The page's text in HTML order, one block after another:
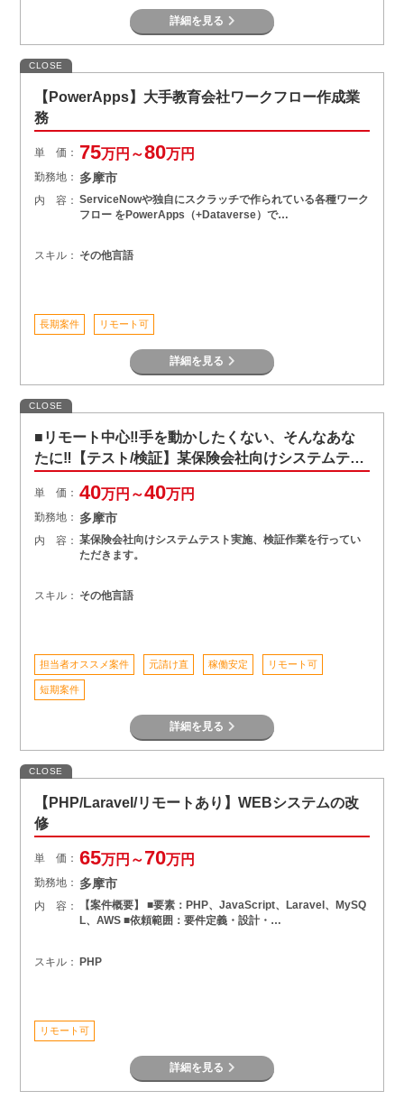
詳細を見る
CLOSE
【PowerApps】大手教育会社ワークフロー作成業
務
単 価： 75万円～80万円
勤務地： 多摩市
内 容： ServiceNowや独自にスクラッチで作られている各種ワーク
フロー をPowerApps（+Dataverse）で…
スキル： その他言語
長期案件 リモート可
詳細を見る
CLOSE
■リモート中心‼手を動かしたくない、そんなあな
たに‼【テスト/検証】某保険会社向けシステムテス
単 価： 40万円～40万円
勤務地： 多摩市
内 容： 某保険会社向けシステムテスト実施、検証作業を行ってい
ただきます。
スキル： その他言語
担当者オススメ案件 元請け直 稼働安定 リモート可
短期案件
詳細を見る
CLOSE
【PHP/Laravel/リモートあり】WEBシステムの改
修
単 価： 65万円～70万円
勤務地： 多摩市
内 容：
【案件概要】 ■要素：PHP、JavaScript、Laravel、MySQ
L、AWS ■依頼範囲：要件定義・設計・…
スキル： PHP
リモート可
詳細を見る